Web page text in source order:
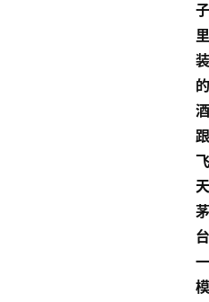
子
里
装
的
酒
跟
飞
天
茅
台
一
模